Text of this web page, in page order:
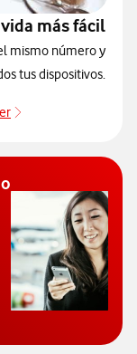
más fácil
mismo número y
tus dispositivos.